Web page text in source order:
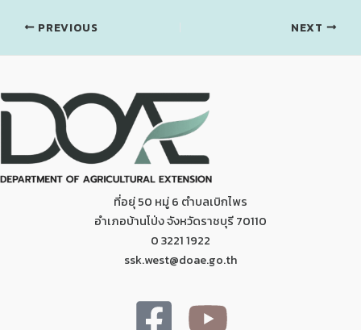
PREVIOUS NEXT
ที่อยุ่ 50 หมู่ 6 ตำบลเบิกไพร
อำเภอบ้านโป่ง จังหวัดราชบุรี 70110
0 3221 1922
ssk.west@doae.go.th